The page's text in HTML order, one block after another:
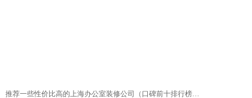
推荐一些性价比高的上海办公室装修公司（口碑前十排行榜优选）